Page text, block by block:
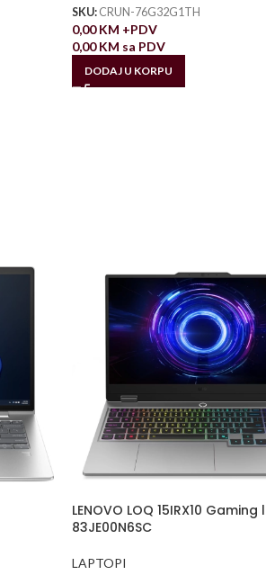
SKU: CRUN-76G32G1TH
0,00KM +PDV
0,00KM sa PDV
DODAJ U KORPU
LENOVO LOQ 15IRX10
83JE00N6SC
LAPTOPI